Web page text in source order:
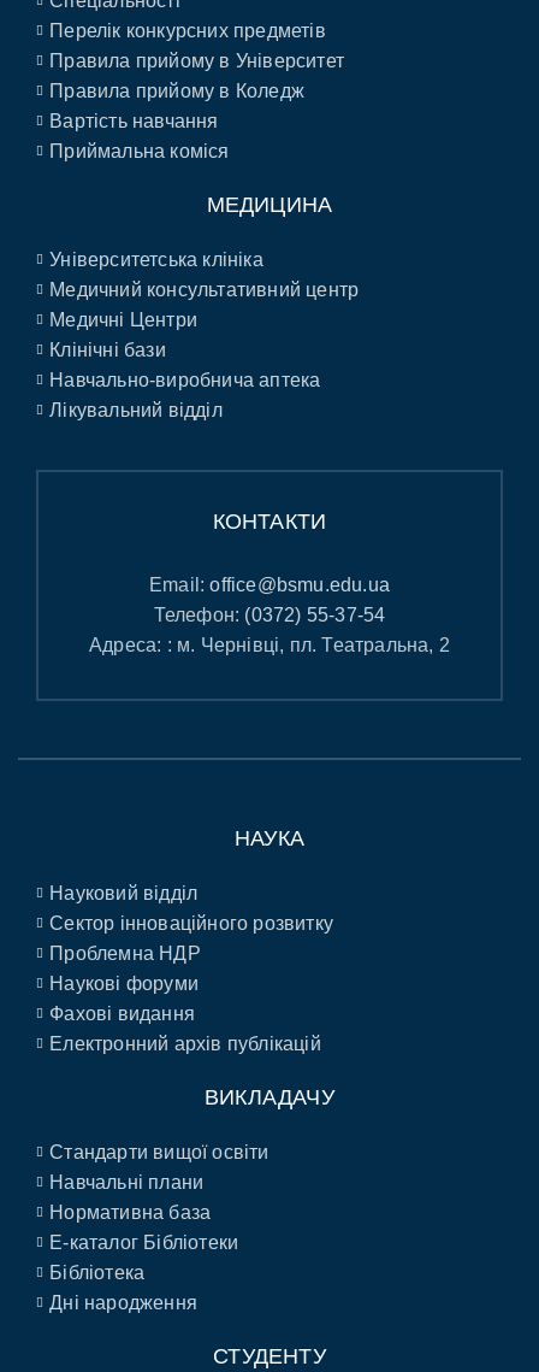
Перелік конкурсних предметів
Правила прийому в Університет
Правила прийому в Коледж
Вартість навчання
Приймальна коміся
МЕДИЦИНА
Університетська клініка
Медичний консультативний центр
Медичні Центри
Клінічні бази
Навчально-виробнича аптека
Лікувальний відділ
КОНТАКТИ
Email:office@bsmu.edu.ua
Телефон: (0372) 55-37-54
Адреса: : м. Чернівці, пл. Театральна, 2
НАУКА
Науковий відділ
Сектор інноваційного розвитку
Проблемна НДР
Наукові форуми
Фахові видання
Електронний архів публікацій
ВИКЛАДАЧУ
Стандарти вищої освіти
Навчальні плани
Нормативна база
E-каталог Бібліотеки
Бібліотека
Дні народження
СТУДЕНТУ